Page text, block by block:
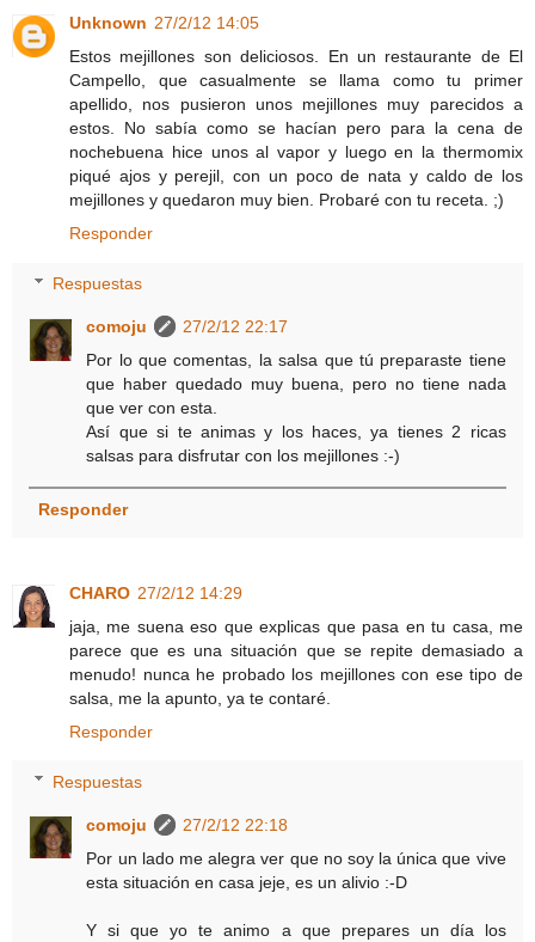
Unknown 27/2/12 14:05
Estos mejillones son deliciosos. En un restaurante de El
Campello, que casualmente se llama como tu primer
apellido, nos pusieron unos mejillones muy parecidos a
estos. No sabía como se hacían pero para la cena de
nochebuena hice unos al vapor y luego en la thermomix
piqué ajos y perejil, con un poco de nata y caldo de los
mejillones y quedaron muy bien. Probaré con tu receta. ;)
Responder
Respuestas
comoju
27/2/12 22:17
Por lo que comentas, la salsa que tú preparaste tiene
que haber quedado muy buena, pero no tiene nada
que ver con esta.
Así que si te animas y los haces, ya tienes 2 ricas
salsas para disfrutar con los mejillones :-)
Responder
CHARO 27/2/12 14:29
jaja, me suena eso que explicas que pasa en tu casa, me
parece que es una situación que se repite demasiado a
menudo! nunca he probado los mejillones con ese tipo de
salsa, me la apunto, ya te contaré.
Responder
Respuestas
comoju
27/2/12 22:18
Por un lado me alegra ver que no soy la única que vive
esta situación en casa jeje, es un alivio :-D
Y si que yo te animo a que prepares un día los